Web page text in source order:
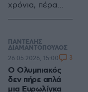
χρόνια, πέρα
ποιότητα, αυτό
ήταν και το ότι
το κόκκινο
εργοστάσιο δεν
σταματούσε να…
ΠΑΝΤΕΛΗΣ
ΔΙΑΜΑΝΤΟΠΟΥΛΟΣ
Ο Ολυμπιακός
δεν πήρε απλά
μια Ευρωλίγκα
26.05.2026, 15:00 3